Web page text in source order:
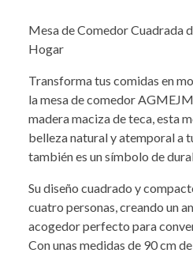
Mesa de Comedor Cuadrada
Hogar
Transforma tus comidas en
la mesa de comedor
madera maciza de teca, esta
belleza natural y atemporal a
también es un símbolo de
Su diseño cuadrado y
cuatro personas, creando un
acogedor perfecto para
Con unas medidas de 90 cm